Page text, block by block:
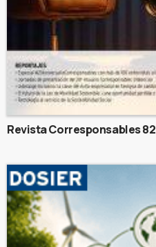
Revista Corresponsables 82